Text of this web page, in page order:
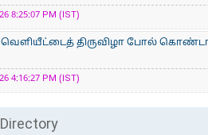
PM (IST)
திருவிழா போல்
PM (IST)